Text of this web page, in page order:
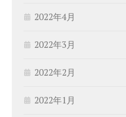
2022年4月
2022年3月
2022年2月
2022年1月